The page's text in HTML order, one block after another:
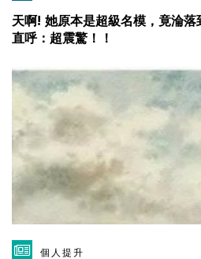
天啊! 她原本是超級名模，竟淪
直呼：超震驚！！
個人提升